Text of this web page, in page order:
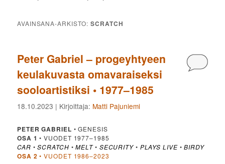
AVAINSANA-ARKISTO:SCRATCH
Peter Gabriel – progeyhtyeen
keulakuvasta omavaraiseksi
sooloartistiksi • 1977–1985
18.10.2023 | Kirjoittaja: Matti Pajuniemi
PETER GABRIEL • GENESIS
OSA 1• VUODET 1977–1985
CAR •SCRATCH •MELT• SECURITY• PLAYS LIVE•BIRDY
OSA 2• VUODET 1986–2023